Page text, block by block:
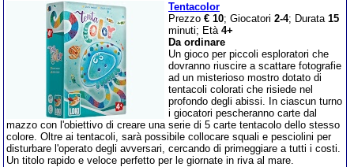
Tentacolor
Prezzo € 10; Giocatori 2-4; Durata 15
minuti; Età 4+
Da ordinare
Un gioco per piccoli esploratori che
dovranno riuscire a scattare fotografie
ad un misterioso mostro dotato di
tentacoli colorati che risiede nel
profondo degli abissi. In ciascun turno
i giocatori pescheranno carte dal
mazzo con l'obiettivo di creare una serie di 5 carte tentacolo dello stesso
colore. Oltre ai tentacoli, sarà possibile collocare squali e pesciolini per
disturbare l'operato degli avversari, cercando di primeggiare a tutti i costi.
Un titolo rapido e veloce perfetto per le giornate in riva al mare.